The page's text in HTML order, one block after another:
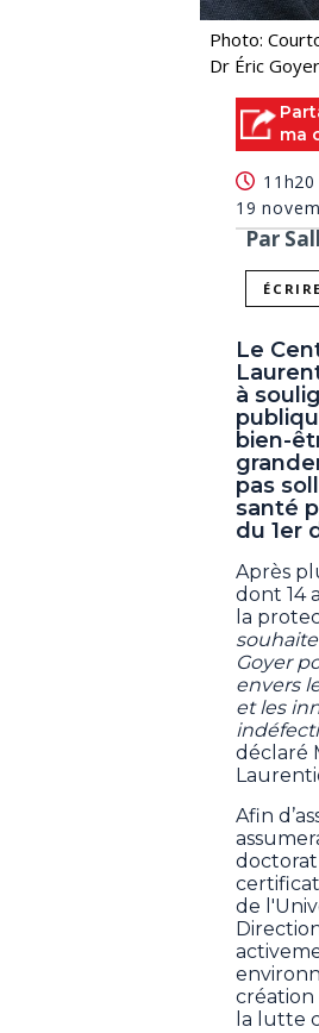
Photo:
Dr Éric
ma
11h20
19
Par
Le
à
bien-
pas
santé
du 1er
Après
dont 14
la
Goyer
envers
et les
déclaré
Afin
de
création
la lutte